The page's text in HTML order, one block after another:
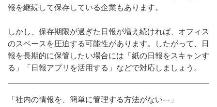
報を継続して保存している企業もあります。
しかし、保存期限が過ぎた日報が増え続ければ、オフィス
のスペースを圧迫する可能性があります。したがって、日
報を長期的に保管したい場合には「紙の日報をスキャンす
る」「日報アプリを活用する」などで対応しましょう。
「社内の情報を、簡単に管理する方法がない---」